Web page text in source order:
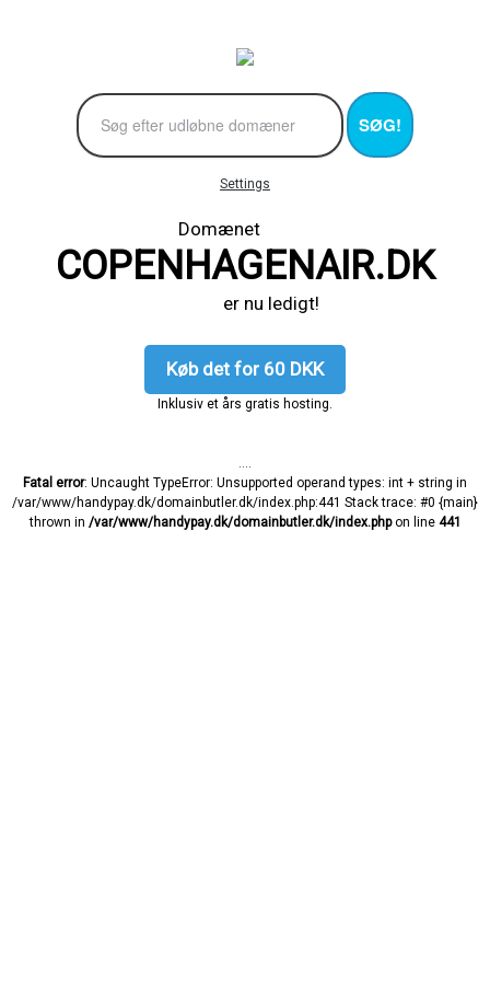
SØG!
Settings
Domænet
COPENHAGENAIR.DK
er nu ledigt!
Køb det for 60 DKK
Inklusiv et års gratis hosting.
Fatal error: Uncaught TypeError: Unsupported operand types: int + string in
/var/www/handypay.dk/domainbutler.dk/index.php:441 Stack trace: #0 {main}
thrown in /var/www/handypay.dk/domainbutler.dk/index.phpon line 441